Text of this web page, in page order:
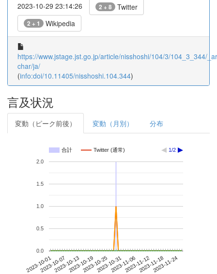
2023-10-29 23:14:26 2 + 8 Twitter
2 + 1 Wikipedia
https://www.jstage.jst.go.jp/article/nisshoshi/104/3/104_3_344/
char/ja/
(info:doi/10.11405/nisshoshi.104.344)
言及状況
変動（ピーク前後） 変動（月別） 分布
合計 Twitter (通常) 1/2
2023-10-012023-10-072023-10-132023-10-192023-10-252023-10-312023-11-062023-11-122023-11-182023-11-24
0.0
0.5
1.0
1.5
2.0